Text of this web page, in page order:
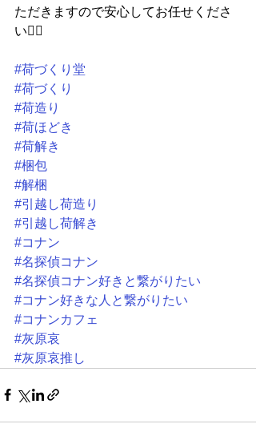
ただきますので安心してお任せくださ
い🙆‍♀
#荷づくり堂
#荷づくり
#荷造り
#荷ほどき
#荷解き
#梱包
#解梱
#引越し荷造り
#引越し荷解き
#コナン
#名探偵コナン
#名探偵コナン好きと繋がりたい
#コナン好きな人と繋がりたい
#コナンカフェ
#灰原哀
#灰原哀推し